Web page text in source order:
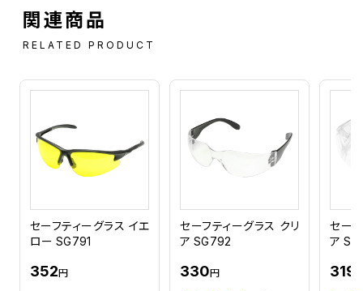
関連商品
RELATED PRODUCT
セーフティーグラス イエ
ロー SG791
352円
セーフティーグラス クリ
ア SG792
330円
セー
ア
319